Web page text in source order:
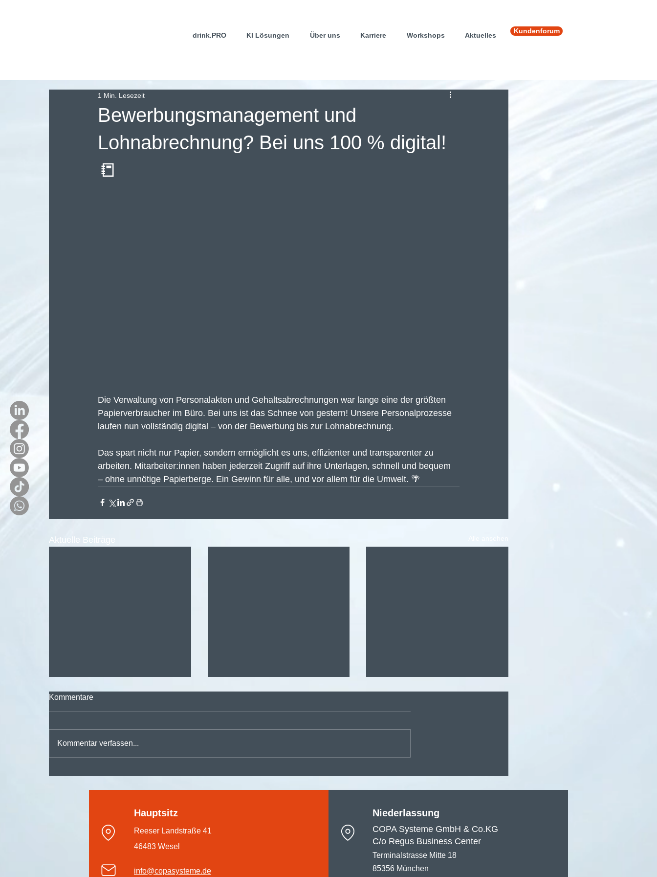
drink.PRO KI Lösungen Über uns Karriere Workshops Aktuelles
Kundenforum
Bewerbungsmanagement und
Lohnabrechnung? Bei uns 100 % digital!
📒
1 Min. Lesezeit
Die Verwaltung von Personalakten und Gehaltsabrechnungen war lange eine der größten
Papierverbraucher im Büro. Bei uns ist das Schnee von gestern! Unsere Personalprozesse
laufen nun vollständig digital – von der Bewerbung bis zur Lohnabrechnung.
Das spart nicht nur Papier, sondern ermöglicht es uns, effizienter und transparenter zu
arbeiten. Mitarbeiter:innen haben jederzeit Zugriff auf ihre Unterlagen, schnell und bequem
– ohne unnötige Papierberge. Ein Gewinn für alle, und vor allem für die Umwelt. 🌴
Aktuelle Beiträge
Wir stellen vor: EASY Sign ✍🏻
⚙️ Einfach starten: AIS als
Kommentare
Kommentar verfassen...
Hauptsitz
Reeser Landstraße 41
46483 Wesel
info@copasysteme.de
Niederlassung
COPA Systeme GmbH & Co.KG
C/o Regus Business Center
Terminalstrasse Mitte 18
85356 München